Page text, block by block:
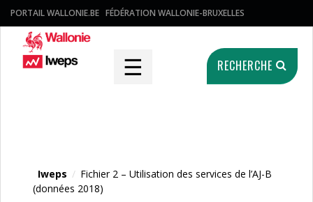
PORTAIL WALLONIE.BE FÉDÉRATION WALLONIE-BRUXELLES
☰ RECHERCHE
Iweps / Fichier 2 – Utilisation des services de l’AJ-B
(données 2018)